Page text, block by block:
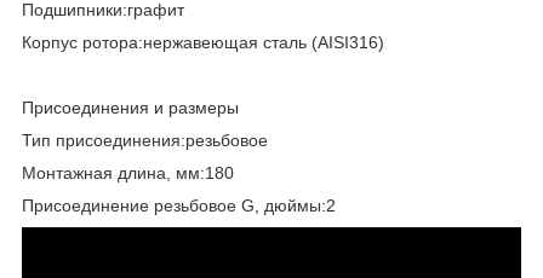
Подшипники:графит
Корпус ротора:нержавеющая сталь (AISI316)
Присоединения и размеры
Тип присоединения:резьбовое
Монтажная длина, мм:180
Присоединение резьбовое G, дюймы:2